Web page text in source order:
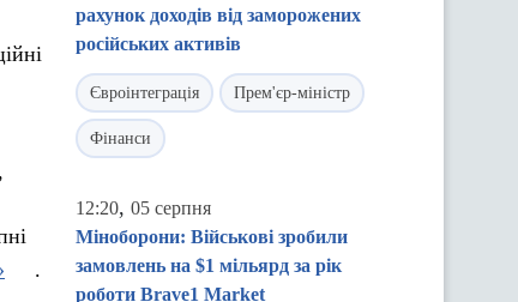
.
рахунок доходів від заморожених
російських активів
Євроінтеграція Прем'єр-міністр
Фінанси
12:20, 05 серпня
Міноборони: Військові зробили
замовлень на $1 мільярд за рік
роботи Brave1 Market